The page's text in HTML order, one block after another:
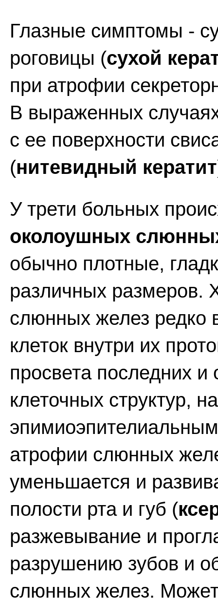
Глазные симптомы -
роговицы (сухой
при атрофии
В выраженных
с ее поверхности
(нитевидный кератит
У трети больных
околоушных
обычно плотные,
различных размеров.
слюнных желез редко
клеток внутри их
просвета последних
клеточных структур,
атрофии слюнных
уменьшается и
полости рта и губ (
разжевывание и
разрушению зубов и
слюнных желез. Может